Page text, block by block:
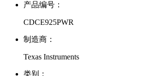
产品编号：
CDCE925PWR
制造商：
Texas Instruments
类别：